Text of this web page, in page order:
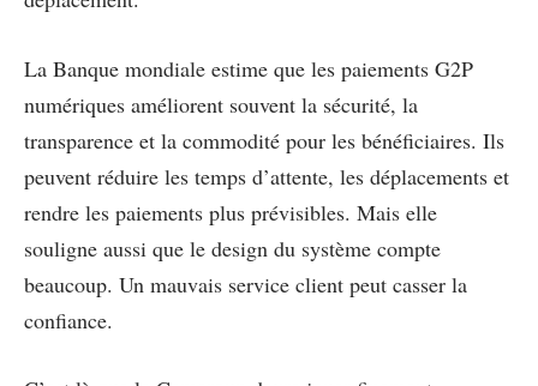
La Banque mondiale estime que les paiements G2P
numériques améliorent souvent la sécurité, la
transparence et la commodité pour les bénéficiaires. Ils
peuvent réduire les temps d’attente, les déplacements et
rendre les paiements plus prévisibles. Mais elle
souligne aussi que le design du système compte
beaucoup. Un mauvais service client peut casser la
confiance.